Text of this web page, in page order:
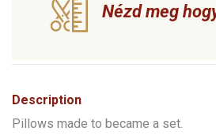
Nézd meg
Description
Pillows made to became a set.